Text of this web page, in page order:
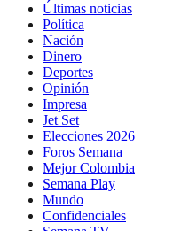
Últimas noticias
Política
Nación
Dinero
Deportes
Opinión
Impresa
Jet Set
Elecciones 2026
Foros Semana
Mejor Colombia
Semana Play
Mundo
Confidenciales